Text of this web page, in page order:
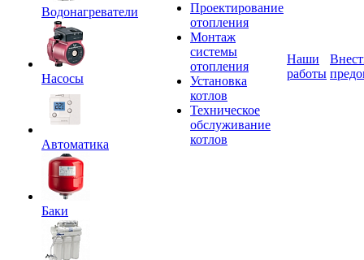
Водонагреватели
Насосы
Автоматика
Баки
Проектирование
отопления
Монтаж
системы
отопления
Установка
котлов
Техническое
обслуживание
котлов
Наши
работы